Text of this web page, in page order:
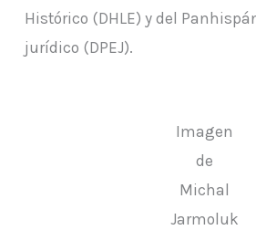
Histórico (DHLE) y del
jurídico (DPEJ).
Imagen
de
Michal
Jarmoluk